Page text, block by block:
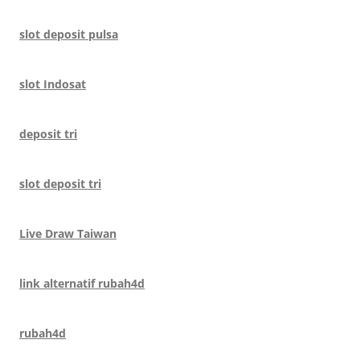
slot deposit pulsa
slot Indosat
deposit tri
slot deposit tri
Live Draw Taiwan
link alternatif rubah4d
rubah4d